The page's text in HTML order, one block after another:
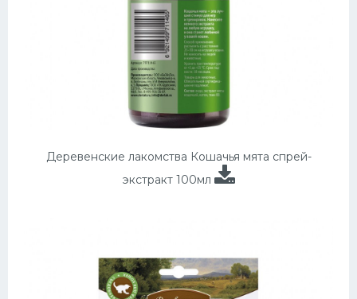
Деревенские лакомства Кошачья мята спрей-
экстракт 100мл